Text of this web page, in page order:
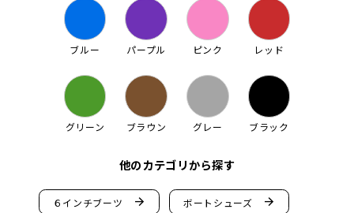
ブルー パープル ピンク レッド
グリーン ブラウン グレー ブラック
他のカテゴリから探す
６インチブーツ arrow_forward ボートシューズ arrow_forward